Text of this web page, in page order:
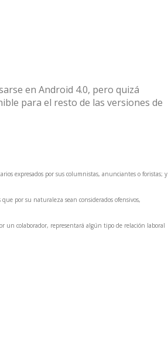
en Android 4.0, pero quizá
para el resto de las versiones de
expresados por sus columnistas, anunciantes o foristas; y
por su naturaleza sean considerados ofensivos,
colaborador, representará algún tipo de relación laboral